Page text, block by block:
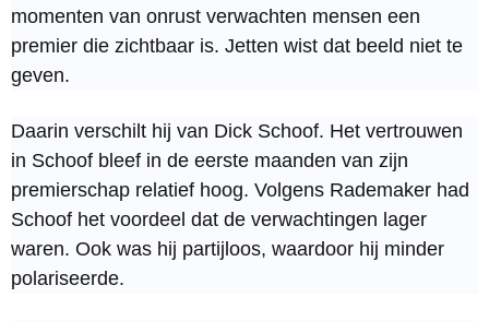
momenten van onrust verwachten mensen een
premier die zichtbaar is. Jetten wist dat beeld niet te
geven.
Daarin verschilt hij van Dick Schoof. Het vertrouwen
in Schoof bleef in de eerste maanden van zijn
premierschap relatief hoog. Volgens Rademaker had
Schoof het voordeel dat de verwachtingen lager
waren. Ook was hij partijloos, waardoor hij minder
polariseerde.